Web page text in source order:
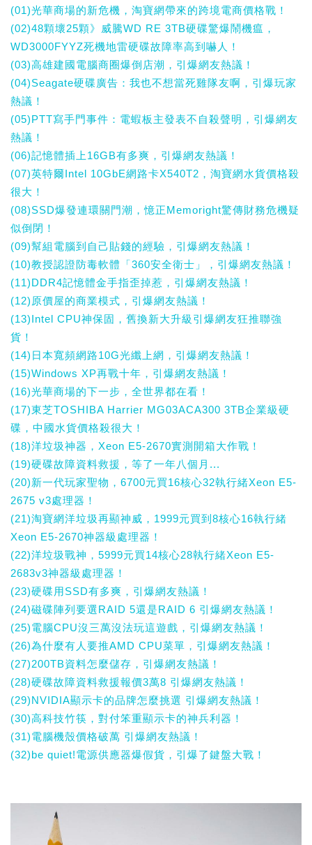
(01)光華商場的新危機，淘寶網帶來的跨境電商價格戰！
(02)48顆壞25顆》威騰WD RE 3TB硬碟驚爆鬧機瘟，
WD3000FYYZ死機地雷硬碟故障率高到嚇人！
(03)高雄建國電腦商圈爆倒店潮，引爆網友熱議！
(04)Seagate硬碟廣告：我也不想當死雞隊友啊，引爆玩家
熱議！
(05)PTT寫手門事件：電蝦板主發表不自殺聲明，引爆網友
熱議！
(06)記憶體插上16GB有多爽，引爆網友熱議！
(07)英特爾Intel 10GbE網路卡X540T2，淘寶網水貨價格殺
很大！
(08)SSD爆發連環關門潮，憶正Memoright驚傳財務危機疑
似倒閉！
(09)幫組電腦到自己貼錢的經驗，引爆網友熱議！
(10)教授認證防毒軟體「360安全衛士」，引爆網友熱議！
(11)DDR4記憶體金手指歪掉惹，引爆網友熱議！
(12)原價屋的商業模式，引爆網友熱議！
(13)Intel CPU神保固，舊換新大升級引爆網友狂推聯強
貨！
(14)日本寬頻網路10G光纖上網，引爆網友熱議！
(15)Windows XP再戰十年，引爆網友熱議！
(16)光華商場的下一步，全世界都在看！
(17)東芝TOSHIBA Harrier MG03ACA300 3TB企業級硬
碟，中國水貨價格殺很大！
(18)洋垃圾神器，Xeon E5-2670實測開箱大作戰！
(19)硬碟故障資料救援，等了一年八個月...
(20)新一代玩家聖物，6700元買16核心32執行緒Xeon E5-
2675 v3處理器！
(21)淘寶網洋垃圾再顯神威，1999元買到8核心16執行緒
Xeon E5-2670神器級處理器！
(22)洋垃圾戰神，5999元買14核心28執行緒Xeon E5-
2683v3神器級處理器！
(23)硬碟用SSD有多爽，引爆網友熱議！
(24)磁碟陣列要選RAID 5還是RAID 6 引爆網友熱議！
(25)電腦CPU沒三萬沒法玩這遊戲，引爆網友熱議！
(26)為什麼有人要推AMD CPU菜單，引爆網友熱議！
(27)200TB資料怎麼儲存，引爆網友熱議！
(28)硬碟故障資料救援報價3萬8 引爆網友熱議！
(29)NVIDIA顯示卡的品牌怎麼挑選 引爆網友熱議！
(30)高科技竹筷，對付笨重顯示卡的神兵利器！
(31)電腦機殼價格破萬 引爆網友熱議！
(32)be quiet!電源供應器爆假貨，引爆了鍵盤大戰！